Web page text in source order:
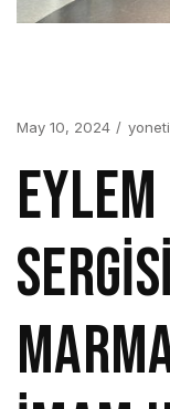
May 10, 2024